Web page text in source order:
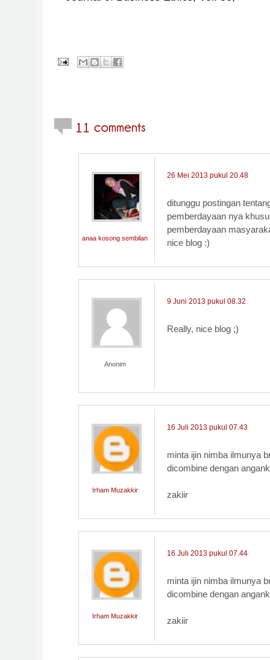
anaa kosong sembilan
26 Mei 2013 pukul 20.48
ditunggu postingan
pemberdayaan nya
pemberdayaan
nice blog :)
Anonim
9 Juni 2013 pukul 08.32
Really, nice blog ;)
Irham Muzakkir
16 Juli 2013 pukul 07.43
minta ijin nimba ilmunya
dicombine dengan
zakiir
Irham Muzakkir
16 Juli 2013 pukul 07.44
minta ijin nimba ilmunya
dicombine dengan
zakiir